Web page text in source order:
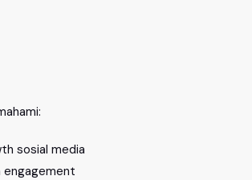
sosial media
engagement